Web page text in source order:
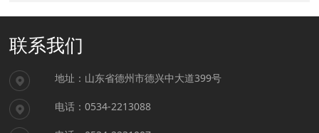
联系我们
地址：山东省德州市德兴中大道399号
电话：0534-2213088